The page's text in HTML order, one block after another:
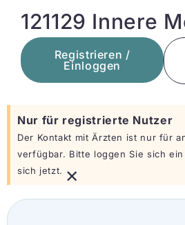
121129 Innere
Registrieren /
Einloggen
Nur für registrierte Nutzer
Der Kontakt mit Ärzten ist nur für
verfügbar. Bitte loggen Sie sich
sich jetzt. ×